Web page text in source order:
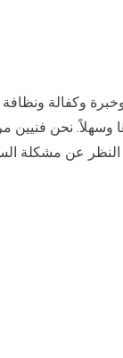
وكفالة
وسهلاً. نحن فنيين
النظر عن مشكلة